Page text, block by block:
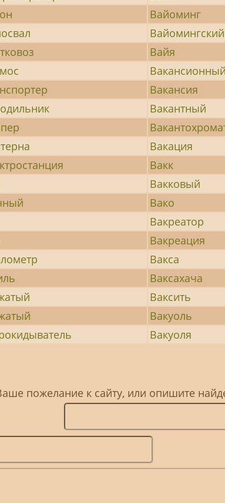
Вайоминг
Вайомингский
Вайя
Вакансионный
Вакансия
Вакантный
Вакация
Вакк
Вакковый
Вако
Вакреатор
Вакреация
Вакса
Ваксахача
Ваксить
Вакуоль
Вакуоля
пожелание к сайту, или опишите
имя: